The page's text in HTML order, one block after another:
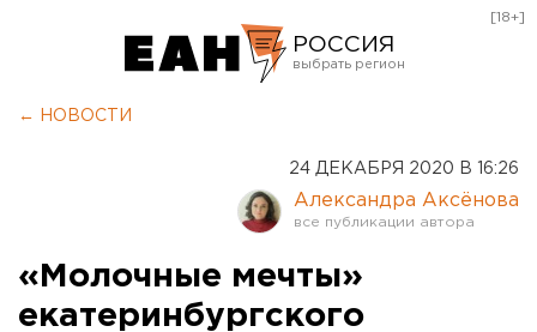
РОССИЯ
Оренбург
[18+]
← НОВОСТИ
24 ДЕКАБРЯ 2020 В 16:26
Александра Аксёнова
«Молочные мечты»
екатеринбургского